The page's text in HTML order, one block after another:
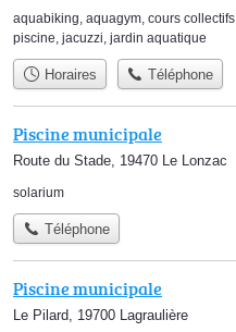
aquabiking aquagym cours collectifs
piscine jacuzzi jardin aquatique
Horaires Téléphone
Piscine municipale
Route du Stade, 19470 Le Lonzac
solarium
Téléphone
Piscine municipale
Le Pilard, 19700 Lagraulière